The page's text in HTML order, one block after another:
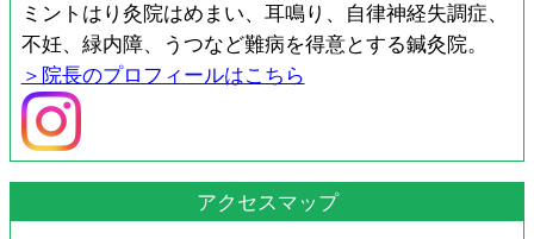
ミントはり灸院はめまい、耳鳴り、自律神経失調症、
不妊、緑内障、うつなど難病を得意とする鍼灸院。
＞院長のプロフィールはこちら
アクセスマップ